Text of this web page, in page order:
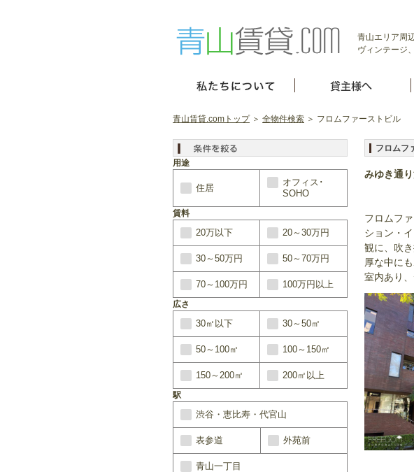
青山エリア周
ヴィンテージ
青山賃貸.comトップ＞ 全物件検索 ＞ フロムファーストビル
フロムフ
みゆき通
フロムフ
ション・
観に、吹
厚な中に
室内あり
用途
住居
オフィス･
SOHO
賃料
20万以下 20～30万円
30～50万円 50～70万円
70～100万円 100万円以上
広さ
30㎡以下 30～50㎡
50～100㎡ 100～150㎡
150～200㎡ 200㎡以上
駅
渋谷・恵比寿・代官山
表参道 外苑前
青山一丁目